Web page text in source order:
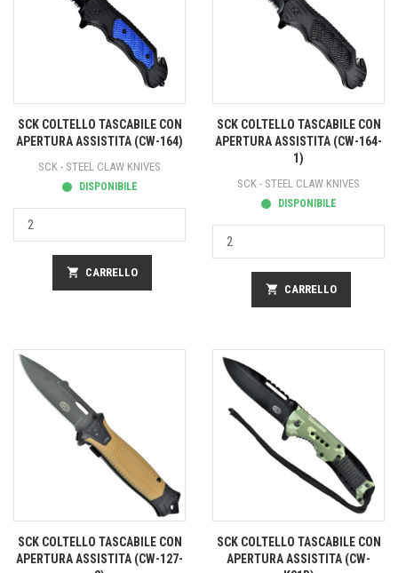
SCK COLTELLO TASCABILE CON
APERTURA ASSISTITA (CW-164)
SCK - STEEL CLAW KNIVES
DISPONIBILE
shopping_cart CARRELLO
SCK COLTELLO TASCABILE CON
APERTURA ASSISTITA (CW-164-
1)
SCK - STEEL CLAW KNIVES
DISPONIBILE
shopping_cart CARRELLO
SCK COLTELLO TASCABILE CON
APERTURA ASSISTITA (CW-127-
SCK COLTELLO TASCABILE CON
APERTURA ASSISTITA (CW-